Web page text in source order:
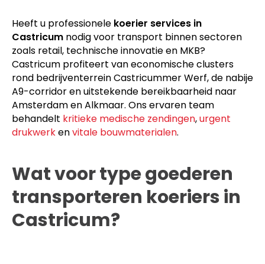
Heeft u professionele koerier services in
Castricum nodig voor transport binnen sectoren
zoals retail, technische innovatie en MKB?
Castricum profiteert van economische clusters
rond bedrijventerrein Castricummer Werf, de nabije
A9-corridor en uitstekende bereikbaarheid naar
Amsterdam en Alkmaar. Ons ervaren team
behandelt kritieke medische zendingen,urgent
drukwerkenvitale bouwmaterialen.
Wat voor type goederen
transporteren koeriers in
Castricum?